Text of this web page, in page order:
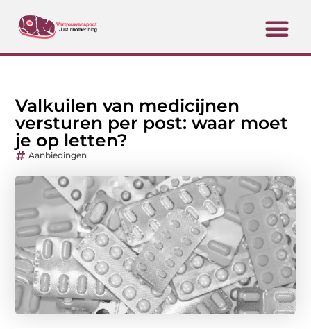
Valkuilen van medicijnen
versturen per post: waar moet
je op letten?
Aanbiedingen